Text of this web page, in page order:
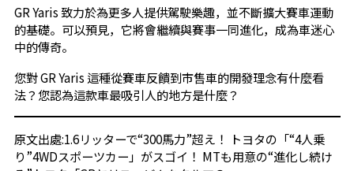
GR Yaris 致力於為更多人提供駕駛樂趣，並不斷擴大賽車運動
的基礎。可以預見，它將會繼續與賽事一同進化，成為車迷心
中的傳奇。
您對 GR Yaris 這種從賽車反饋到市售車的開發理念有什麼看
法？您認為這款車最吸引人的地方是什麼？
原文出處:1.6リッターで“300馬力”超え！ トヨタの「“4人乗
り”4WDスポーツカー」がスゴイ！ MTも用意の“進化し続け